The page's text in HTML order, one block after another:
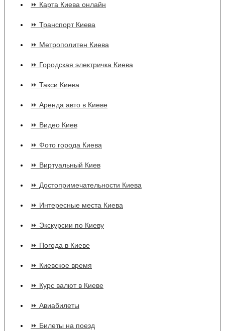
⏩ Карта Киева онлайн
⏩ Транспорт Киева
⏩ Метрополитен Киева
⏩ Городская электричка Киева
⏩ Такси Киева
⏩ Аренда авто в Киеве
⏩ Видео Киев
⏩ Фото города Киева
⏩ Виртуальный Киев
⏩ Достопримечательности Киева
⏩ Интересные места Киева
⏩ Экскурсии по Киеву
⏩ Погода в Киеве
⏩ Киевское время
⏩ Курс валют в Киеве
⏩ Авиабилеты
⏩ Билеты на поезд